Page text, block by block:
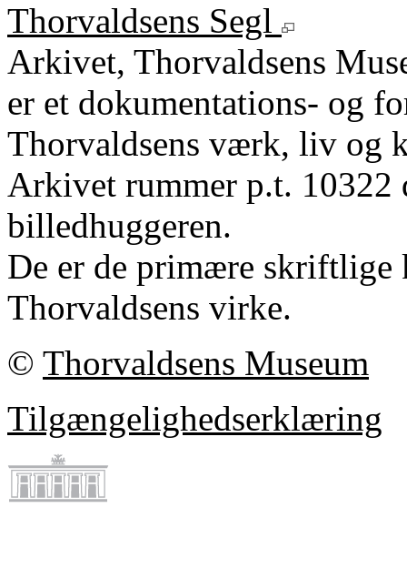
Thorvaldsens Segl
Arkivet, Thorvaldsens
er et dokumentations- og
Thorvaldsens værk, liv og
Arkivet rummer p.t.
billedhuggeren.
De er de primære
Thorvaldsens virke.
© Thorvaldsens Museum
Tilgængelighedserklæring